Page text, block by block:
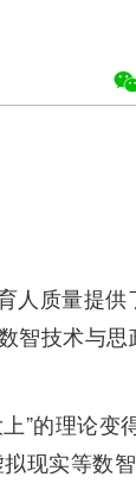
质量提供
智技术与思
”的理论变
现实等数